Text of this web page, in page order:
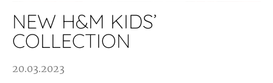
NEW H&M KIDS’
COLLECTION
20.03.2023